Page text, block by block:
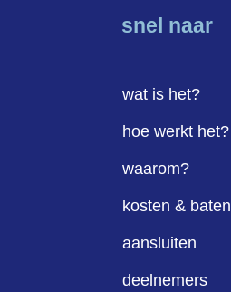
snel naar
wat is het?
hoe werkt het?
waarom?
kosten & baten
aansluiten
deelnemers